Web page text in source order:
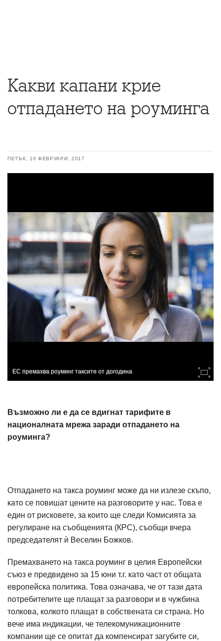
Какви капани крие
отпадането на роуминга
ПЕТЪК, 10 ФЕВРУАРИ, 2017
ЕС премахва роуминг таксите от догодина
Възможно ли е да се вдигнат тарифите в
националната мрежа заради отпадането на
роуминга?
Отпадането на такса роуминг може да ни излезе скъпо,
като се повишат цените на разговорите у нас. Това е
един от рисковете, за които ще следи Комисията за
регулиране на съобщенията (КРС), съобщи вчера
председателят ѝ Веселин Божков.
Премахването на такса роуминг в целия Европейски
съюз е предвидено за 15 юни т.г. като част от общата
европейска политика. Това означава, че от тази дата
потребителите ще плащат за разговори и в чужбина
толкова, колкото плащат в собствената си страна. Но
вече има индикации, че телекомуникационните
компании ще се опитат да компенсират загубите си,